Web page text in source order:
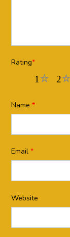
Rating*
2
1
Name *
Email *
Website